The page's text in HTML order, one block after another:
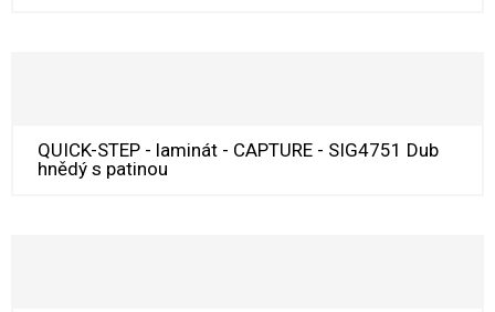
QUICK-STEP - laminát - CAPTURE - SIG4751 Dub
hnědý s patinou